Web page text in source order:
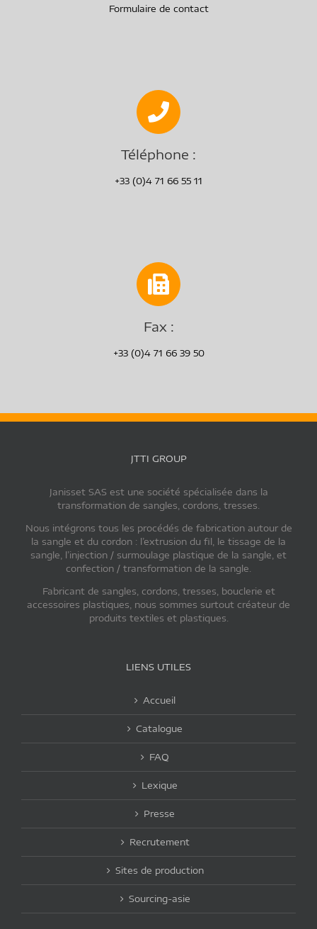
Formulaire de contact
Téléphone :
+33 (0)4 71 66 55 11
Fax :
+33 (0)4 71 66 39 50
JTTI GROUP
Janisset SAS est une société spécialisée dans la
transformation de sangles, cordons, tresses.
Nous intégrons tous les procédés de fabrication autour de
la sangle et du cordon : l’extrusion du fil, le tissage de la
sangle, l’injection / surmoulage plastique de la sangle, et
confection / transformation de la sangle.
Fabricant de sangles, cordons, tresses, bouclerie et
accessoires plastiques, nous sommes surtout créateur de
produits textiles et plastiques.
LIENS UTILES
Accueil
Catalogue
FAQ
Lexique
Presse
Recrutement
Sites de production
Sourcing-asie